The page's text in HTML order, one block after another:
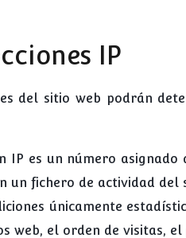
IP
del sitio web podrán
IP es un número
un fichero de actividad
únicamente
web, el orden de visitas, el